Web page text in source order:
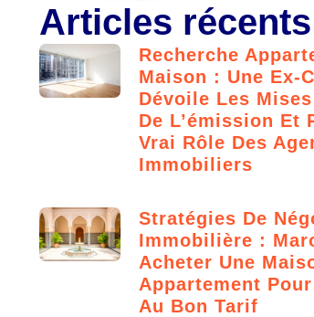
Articles récents
Recherche
Maison : Une Ex-
Dévoile Les
De L’émission Et
Vrai Rôle Des
Immobiliers
Stratégies De
Immobilière :
Acheter Une
Appartement
Au Bon Tarif